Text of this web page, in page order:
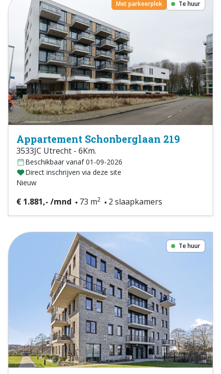
Met parkeerplek Te huur
Appartement Schonberglaan 219
3533JC Utrecht - 6Km.
Beschikbaar vanaf 01-09-2026
Direct inschrijven via deze site
Nieuw
€ 1.881,- /mnd 73 m2 2 slaapkamers
Te huur